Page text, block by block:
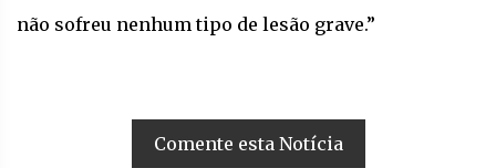
não sofreu nenhum tipo de lesão grave.”
Comente esta Notícia